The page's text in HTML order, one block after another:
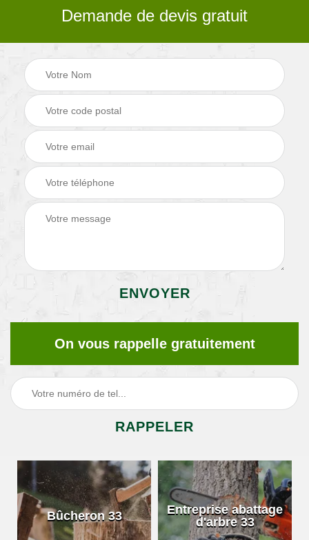
Demande de devis gratuit
On vous rappelle gratuitement
Bûcheron 33
Entreprise abattage
d'arbre 33